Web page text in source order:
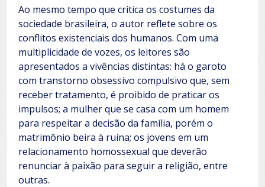
Ao mesmo tempo que critica os costumes da
sociedade brasileira, o autor reflete sobre os
conflitos existenciais dos humanos. Com uma
multiplicidade de vozes, os leitores são
apresentados a vivências distintas: há o garoto
com transtorno obsessivo compulsivo que, sem
receber tratamento, é proibido de praticar os
impulsos; a mulher que se casa com um homem
para respeitar a decisão da família, porém o
matrimônio beira à ruína; os jovens em um
relacionamento homossexual que deverão
renunciar à paixão para seguir a religião, entre
outras.